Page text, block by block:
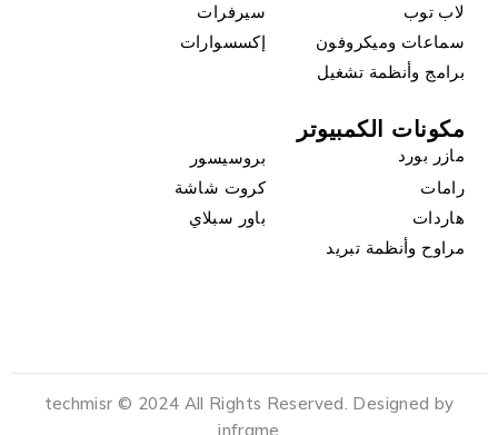
لاب توب
سيرفرات
سماعات وميكروفون
إكسسوارات
برامج وأنظمة تشغيل
مكونات الكمبيوتر
مازر بورد
بروسيسور
رامات
كروت شاشة
هاردات
باور سبلاي
مراوح وأنظمة تبريد
techmisr © 2024 All Rights Reserved. Designed by
inframe